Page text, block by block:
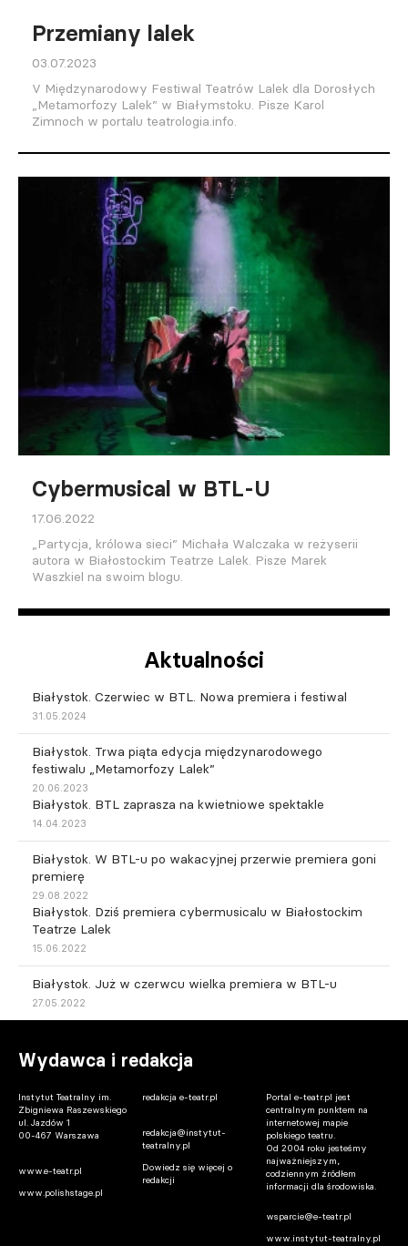
Przemiany lalek
03.07.2023
V Międzynarodowy Festiwal Teatrów Lalek dla Dorosłych
„Metamorfozy Lalek” w Białymstoku. Pisze Karol
Zimnoch w portalu teatrologia.info.
Cybermusical w BTL-U
17.06.2022
„Partycja, królowa sieci” Michała Walczaka w reżyserii
autora w Białostockim Teatrze Lalek. Pisze Marek
Waszkiel na swoim blogu.
Aktualności
Białystok. Czerwiec w BTL. Nowa premiera i festiwal
31.05.2024
Białystok. Trwa piąta edycja międzynarodowego
festiwalu „Metamorfozy Lalek”
20.06.2023
Białystok. BTL zaprasza na kwietniowe spektakle
14.04.2023
Białystok. W BTL-u po wakacyjnej przerwie premiera goni
premierę
29.08.2022
Białystok. Dziś premiera cybermusicalu w Białostockim
Teatrze Lalek
15.06.2022
Białystok. Już w czerwcu wielka premiera w BTL-u
27.05.2022
Wydawca i redakcja
Instytut Teatralny im.
Zbigniewa Raszewskiego
ul. Jazdów 1
00-467 Warszawa
www.e-teatr.pl
www.polishstage.pl
redakcja e-teatr.pl
redakcja@instytut-
teatralny.pl
Dowiedz się więcej o
redakcji
Portal e-teatr.pl jest
centralnym punktem na
internetowej mapie
polskiego teatru.
Od 2004 roku jesteśmy
najważniejszym,
codziennym źródłem
informacji dla środowiska.
wsparcie@e-teatr.pl
www.instytut-teatralny.pl